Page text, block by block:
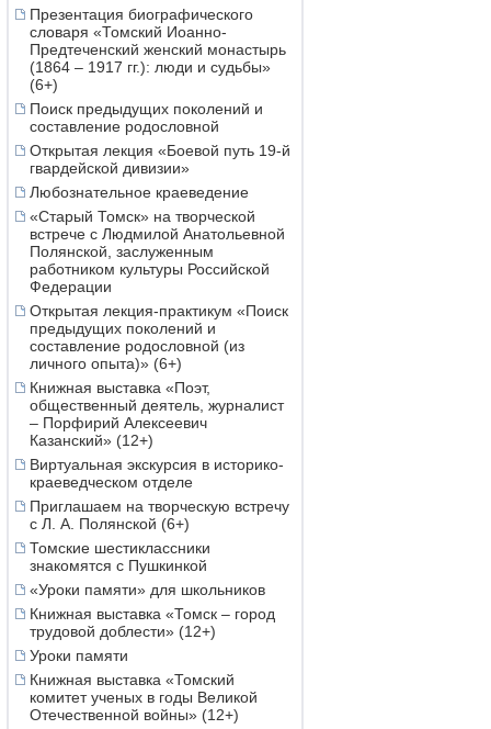
Презентация биографического
словаря «Томский Иоанно-
Предтеченский женский монастырь
(1864 – 1917 гг.): люди и судьбы»
(6+)
Поиск предыдущих поколений и
составление родословной
Открытая лекция «Боевой путь 19-й
гвардейской дивизии»
Любознательное краеведение
«Старый Томск» на творческой
встрече с Людмилой Анатольевной
Полянской, заслуженным
работником культуры Российской
Федерации
Открытая лекция-практикум «Поиск
предыдущих поколений и
составление родословной (из
личного опыта)» (6+)
Книжная выставка «Поэт,
общественный деятель, журналист
– Порфирий Алексеевич
Казанский» (12+)
Виртуальная экскурсия в историко-
краеведческом отделе
Приглашаем на творческую встречу
с Л. А. Полянской (6+)
Томские шестиклассники
знакомятся с Пушкинкой
«Уроки памяти» для школьников
Книжная выставка «Томск – город
трудовой доблести» (12+)
Уроки памяти
Книжная выставка «Томский
комитет ученых в годы Великой
Отечественной войны» (12+)